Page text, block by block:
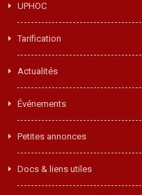
UPHOC
Tarification
Actualités
Événements
Petites annonces
Docs & liens utiles